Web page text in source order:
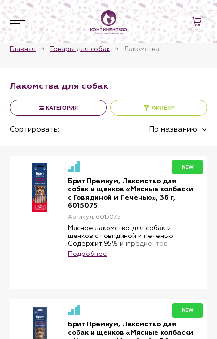
Главная Товары для собак Лакомства
Лакомства для собак
КАТЕГОРИЯ ФИЛЬТР
Сортировать: По названию
NEW
Брит Премиум, Лакомство для
собак и щенков «Мясные колбаски
с Говядиной и Печенью», 36 г,
6015075
Артикул: 6015075
Мясное лакомство для собак и
щенков с говядиной и печенью.
Содержит 95% ингредиентов
животного происхождения и
отличается насыщенным мясным
Мягкая текстура делает колбаски
удобными для поощрения во время
тренировок, прогулок и активного
взаимодействия с питомцем.
Подходит для собак и щенков всех
Подробнее
NEW
Брит Премиум, Лакомство для
собак и щенков «Мясные колбаски